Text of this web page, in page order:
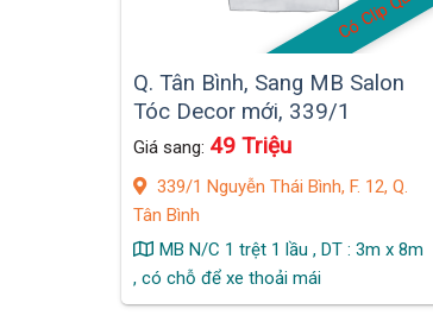
Q. Tân Bình, Sang MB Salon
Tóc Decor mới, 339/1
Nguyễn Thái Bình, F. 12
Giá sang: 49 Triệu
339/1 Nguyễn Thái Bình, F. 12, Q.
Tân Bình
MB N/C 1 trệt 1 lầu , DT : 3m x 8m
, có chỗ để xe thoải mái